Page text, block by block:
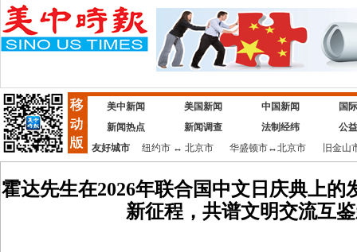
美中新闻 美国新闻 中国新闻
国
新闻热点
新闻调查 法制经纬
公
友好城市
纽约市↔ 北京市 华盛顿市↔北京市 旧金山
霍达先生在2026年联合国中文日庆典上的
新征程，共谱文明交流互